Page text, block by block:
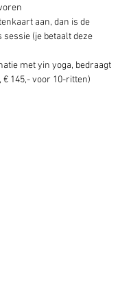
aan, dan is de
sessie (je betaalt deze
met yin yoga, bedraagt
€ 145,- voor 10-ritten)